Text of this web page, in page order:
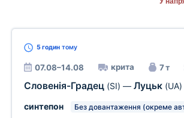
5 годинтому
07.08–14.08 крита 7 т
Словенія-Градец (SI) — Луцьк (UA)
синтепон
Без довантаження (окреме